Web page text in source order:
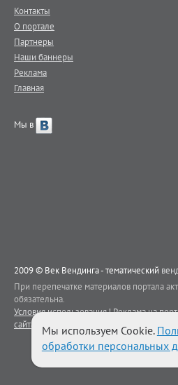
Контакты
О портале
Партнеры
Наши баннеры
Реклама
Главная
Мы в
2009 © Век Вендинга - тематический
При перепечатке материалов портала
обязательна.
Условия использования|Реклама на
сайта
Контакты
Мы используем Cookie.
обработки персональных